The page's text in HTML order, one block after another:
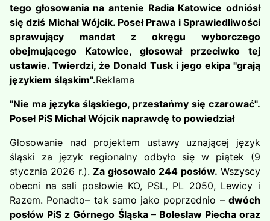
tego głosowania na antenie Radia Katowice odniósł
się dziś Michał Wójcik. Poseł Prawa i Sprawiedliwości
sprawujący mandat z okręgu wyborczego
obejmującego Katowice, głosował przeciwko tej
ustawie. Twierdzi, że Donald Tusk i jego ekipa "grają
językiem śląskim".Reklama
"Nie ma języka śląskiego, przestańmy się czarować".
Poseł PiS Michał Wójcik naprawdę to powiedział
Głosowanie nad projektem ustawy uznającej język
śląski za język regionalny odbyło się w piątek (9
stycznia 2026 r.).Za głosowało 244 posłów. Wszyscy
obecni na sali posłowie KO, PSL, PL 2050, Lewicy i
Razem. Ponadto– tak samo jako poprzednio – dwóch
posłów PiS z Górnego Śląska – Bolesław Piecha oraz